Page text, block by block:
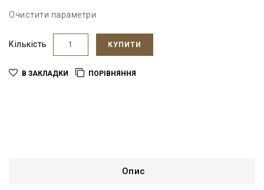
Очистити параметри
Кількість КУПИТИ
В ЗАКЛАДКИ ПОРІВНЯННЯ
Опис